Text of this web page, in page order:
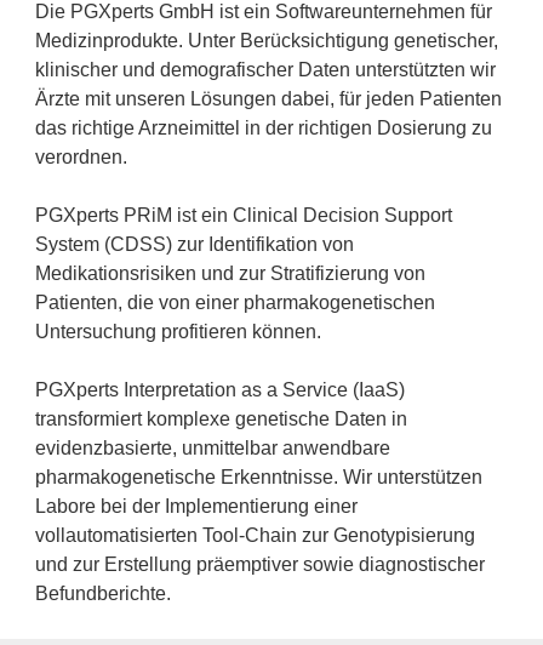
Die PGXperts GmbH ist ein Softwareunternehmen für
Medizinprodukte. Unter Berücksichtigung genetischer,
klinischer und demografischer Daten unterstützten wir
Ärzte mit unseren Lösungen dabei, für jeden Patienten
das richtige Arzneimittel in der richtigen Dosierung zu
verordnen.
PGXperts PRiM ist ein Clinical Decision Support
System (CDSS) zur Identifikation von
Medikationsrisiken und zur Stratifizierung von
Patienten, die von einer pharmakogenetischen
Untersuchung profitieren können.
PGXperts Interpretation as a Service (IaaS)
transformiert komplexe genetische Daten in
evidenzbasierte, unmittelbar anwendbare
pharmakogenetische Erkenntnisse. Wir unterstützen
Labore bei der Implementierung einer
vollautomatisierten Tool-Chain zur Genotypisierung
und zur Erstellung präemptiver sowie diagnostischer
Befundberichte.